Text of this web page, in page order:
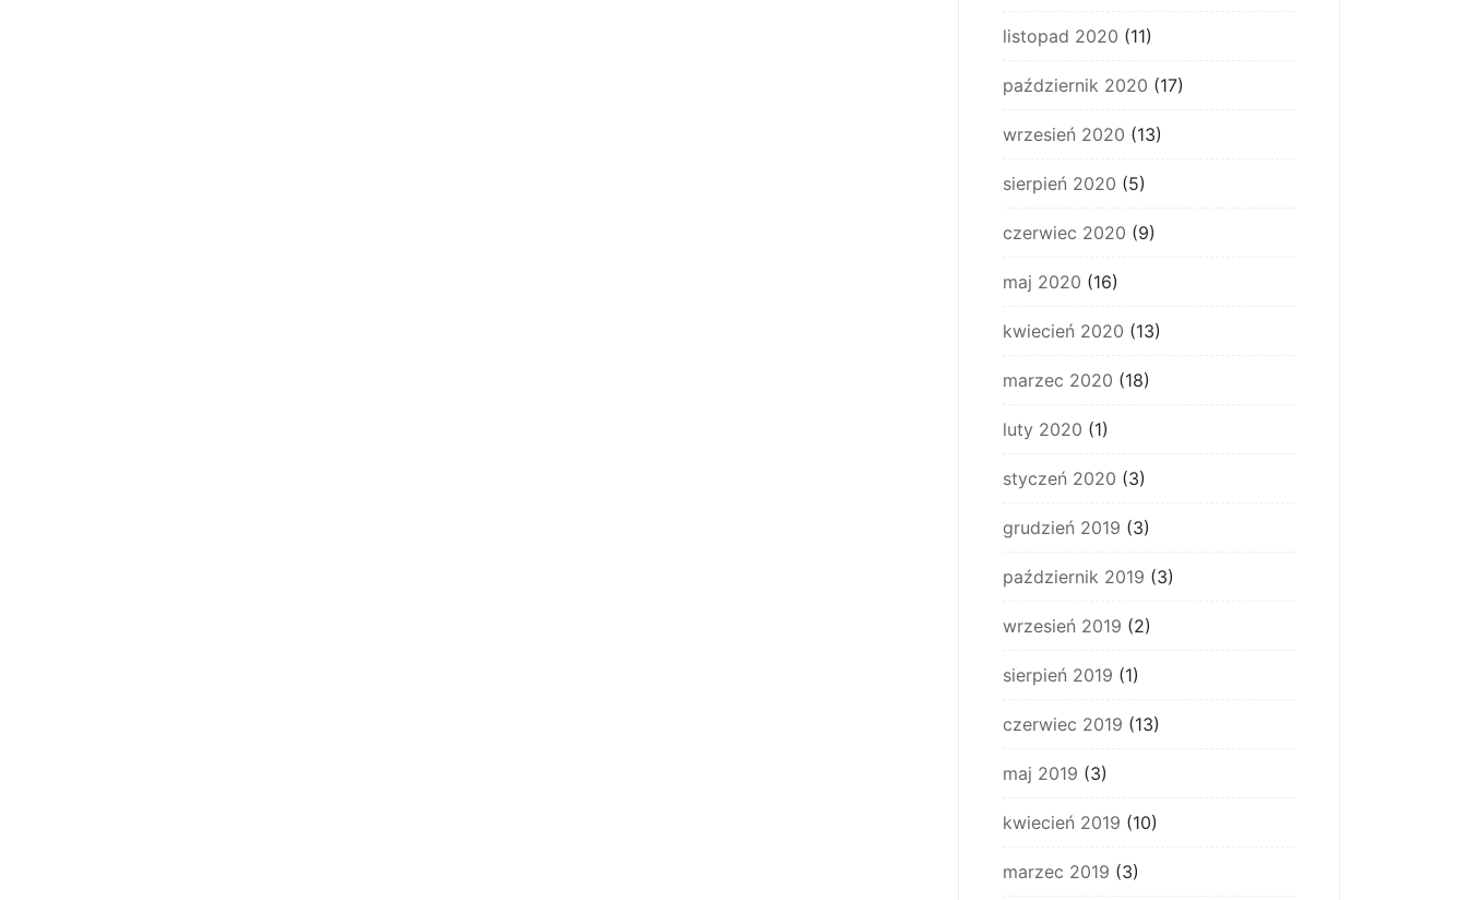
listopad 2020 (11)
październik 2020 (17)
wrzesień 2020 (13)
sierpień 2020 (5)
czerwiec 2020 (9)
maj 2020 (16)
kwiecień 2020 (13)
marzec 2020 (18)
luty 2020 (1)
styczeń 2020 (3)
grudzień 2019 (3)
październik 2019 (3)
wrzesień 2019 (2)
sierpień 2019 (1)
czerwiec 2019 (13)
maj 2019 (3)
kwiecień 2019 (10)
marzec 2019 (3)